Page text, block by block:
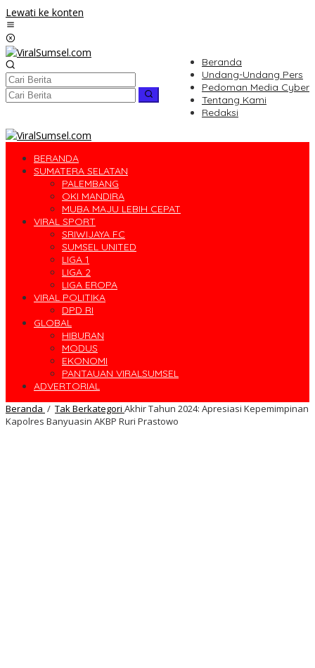
Lewati ke konten
Beranda
Undang-Undang Pers
Pedoman Media Cyber
Tentang Kami
Redaksi
BERANDA
SUMATERA SELATAN
PALEMBANG
OKI MANDIRA
MUBA MAJU LEBIH CEPAT
VIRAL SPORT
SRIWIJAYA FC
SUMSEL UNITED
LIGA 1
LIGA 2
LIGA EROPA
VIRAL POLITIKA
DPD RI
GLOBAL
HIBURAN
MODUS
EKONOMI
PANTAUAN VIRALSUMSEL
ADVERTORIAL
Beranda / Tak Berkategori Akhir Tahun 2024: Apresiasi Kepemimpinan
Kapolres Banyuasin AKBP Ruri Prastowo